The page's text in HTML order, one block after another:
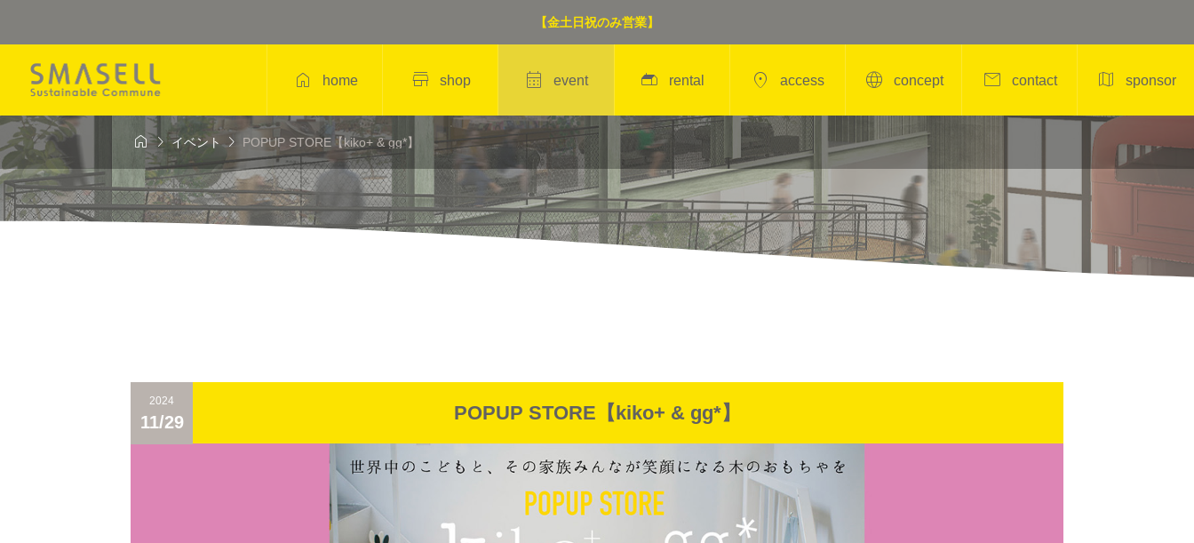
【金土日祝のみ営業】
 home  shop  event  rental  access  concept  contact  sponsor
催
SHOP＞KIM
（キメコミ
＜POPUP＞YOGA / PI
LATES（多輝）
＜POPUP＞YOGA / PI
LATES（岡田香奈）
2024年11月9日
＜POPUP＞YOGA / PI
LATES（AZUSA）
 
イベント  POPUP STORE【kiko+ & gg*】
2024
11/29 POPUP STORE【kiko+ & gg*】